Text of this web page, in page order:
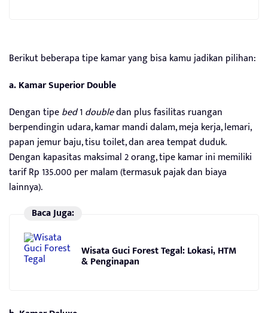
Berikut beberapa tipe kamar yang bisa kamu jadikan pilihan:
a.Kamar Superior Double
Dengan tipebed1 doubledan plus fasilitas ruangan
berpendingin udara, kamar mandi dalam, meja kerja, lemari,
papan jemur baju, tisu toilet, dan area tempat duduk.
Dengan kapasitas maksimal 2 orang, tipe kamar ini memiliki
tarif Rp 135.000 per malam (termasuk pajak dan biaya
lainnya).
Baca Juga:
Wisata Guci Forest Tegal: Lokasi, HTM
& Penginapan